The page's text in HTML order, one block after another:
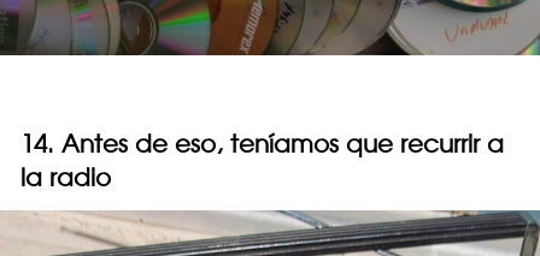
14. Antes de eso, teníamos que recurrir a
la radio